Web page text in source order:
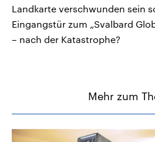
Landkarte verschwunden sein
Eingangstür zum „Svalbard
– nach der Katastrophe?
Mehr zum